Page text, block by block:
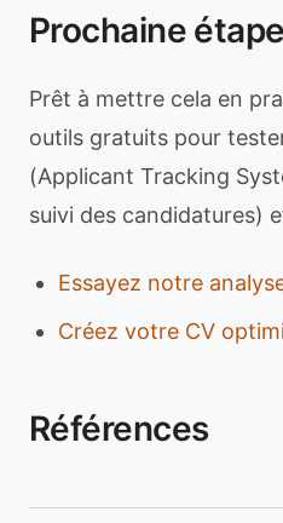
Prochaine étape
Prêt à mettre cela en
outils gratuits pour
(Applicant Tracking
suivi des candidatures)
Essayez notre
Créez votre CV
Références